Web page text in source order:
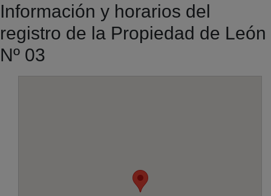
Información y horarios del
registro de la Propiedad de León
Nº 03